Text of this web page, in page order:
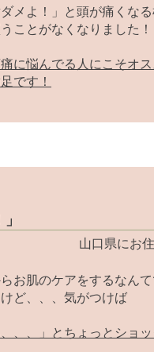
メよ！」と頭が痛くな
ことがなくなりました！
に悩んでる人にこそオ
です！
山口県にお
お肌のケアをするなん
ど、、、気がつけば
、、」とちょっとショッ